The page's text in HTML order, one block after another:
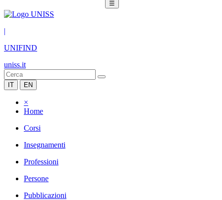
☰
|
UNIFIND
uniss.it
IT EN
×
Home
Corsi
Insegnamenti
Professioni
Persone
Pubblicazioni